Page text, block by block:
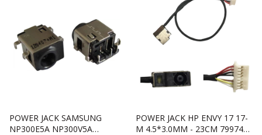
POWER JACK SAMSUNG
NP300E5A NP300V5A
POWER JACK HP ENVY 17 17-
M 4.5*3.0MM - 23CM 799749-